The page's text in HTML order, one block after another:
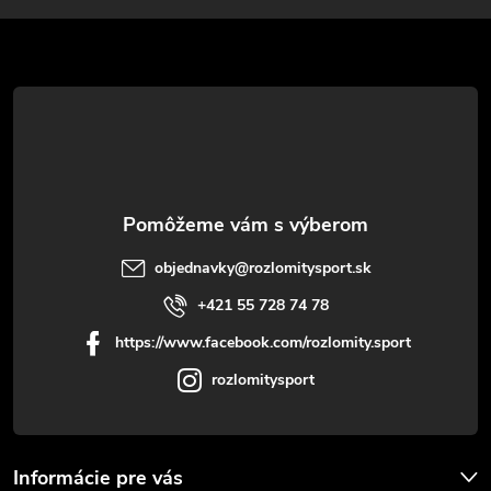
v
y
t
objednavky@rozlomitysport.sk
+421 55 728 74 78
https://www.facebook.com/rozlomity.sport
rozlomitysport
Informácie pre vás